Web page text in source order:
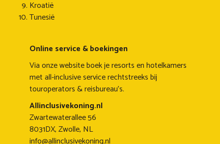
Kroatië
Tunesië
Online service & boekingen
Via onze website boek je resorts en hotelkamers
met all-inclusive service rechtstreeks bij
touroperators & reisbureau's.
Allinclusivekoning.nl
Zwartewaterallee 56
8031DX, Zwolle, NL